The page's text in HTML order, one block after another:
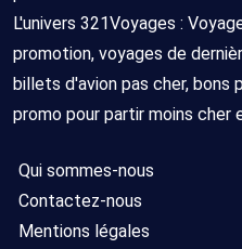
L'univers 321Voyages :
promotion, voyages de
billets d'avion pas cher, bons
promo pour partir moins cher
Qui sommes-nous
Contactez-nous
Mentions légales